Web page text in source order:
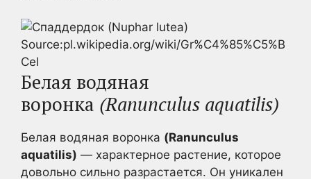
Source:pl.wikipedia.org/wiki/Gr%C4%85%C5%B
Cel
Белая водяная
воронка (Ranunculus aquatilis)
Белая водяная воронка (Ranunculus
aquatilis) — характерное растение, которое
довольно сильно разрастается. Он уникален